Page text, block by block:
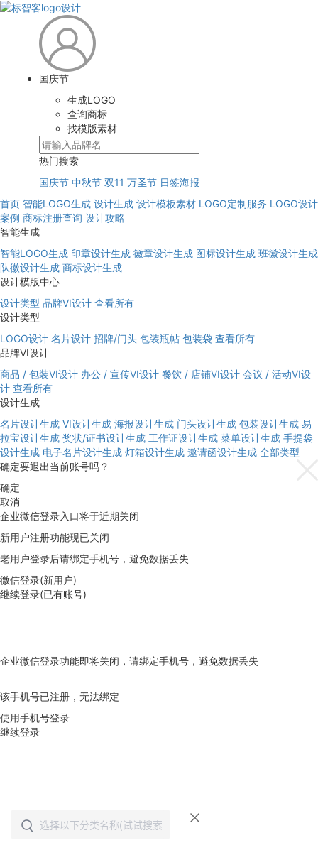
国庆节
生成LOGO
查询商标
找模版素材
热门搜索
国庆节 中秋节 双11 万圣节 日签海报
首页 智能LOGO生成 设计生成 设计模板素材 LOGO定制服务 LOGO设计
案例 商标注册查询 设计攻略
智能生成
智能LOGO生成 印章设计生成 徽章设计生成 图标设计生成 班徽设计生成
队徽设计生成 商标设计生成
设计模版中心
设计类型 品牌VI设计 查看所有
设计类型
LOGO设计 名片设计 招牌/门头 包装瓶帖 包装袋 查看所有
品牌VI设计
商品 / 包装VI设计 办公 / 宣传VI设计 餐饮 / 店铺VI设计 会议 / 活动VI设
计 查看所有
设计生成
名片设计生成 VI设计生成 海报设计生成 门头设计生成 包装设计生成 易
拉宝设计生成 奖状/证书设计生成 工作证设计生成 菜单设计生成 手提袋
设计生成 电子名片设计生成 灯箱设计生成 邀请函设计生成 全部类型
确定要退出当前账号吗？
确定
取消
企业微信登录入口将于近期关闭
新用户注册功能现已关闭
老用户登录后请绑定手机号，避免数据丢失
微信登录(新用户)
继续登录(已有账号)
企业微信登录功能即将关闭，请绑定手机号，避免数据丢失
该手机号已注册，无法绑定
使用手机号登录
继续登录